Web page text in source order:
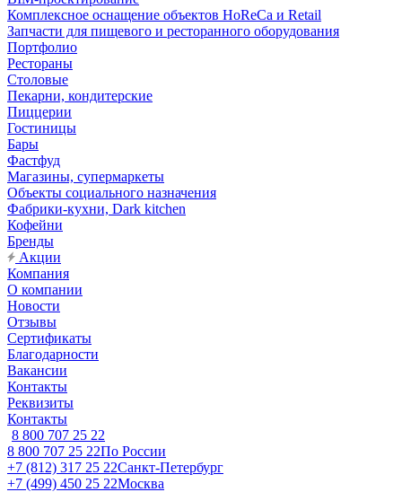
Комплексное оснащение объектов HoReCa и Retail
Запчасти для пищевого и ресторанного оборудования
Портфолио
Рестораны
Столовые
Пекарни, кондитерские
Пиццерии
Гостиницы
Бары
Фастфуд
Магазины, супермаркеты
Объекты социального назначения
Фабрики-кухни, Dark kitchen
Кофейни
Бренды
Акции
Компания
О компании
Новости
Отзывы
Сертификаты
Благодарности
Вакансии
Контакты
Реквизиты
Контакты
8 800 707 25 22
8 800 707 25 22По России
+7 (812) 317 25 22Санкт-Петербург
+7 (499) 450 25 22Москва